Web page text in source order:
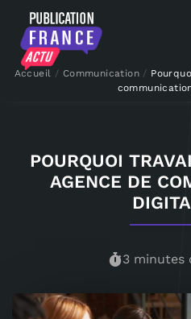
Accueil / Communication/
POURQUOI
AGENCE DE
3 minutes